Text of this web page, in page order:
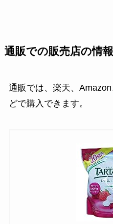
通販での販売店の情報
通販では、楽天、
どで購入できます。